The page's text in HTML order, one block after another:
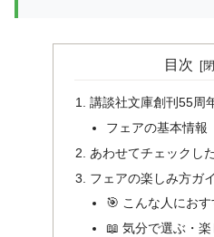
目次
講談社文庫創刊55周
フェアの基本情報
あわせてチェックし
フェアの楽しみ方ガ
🎯 こんな人におす
📖 気分で選ぶ・楽